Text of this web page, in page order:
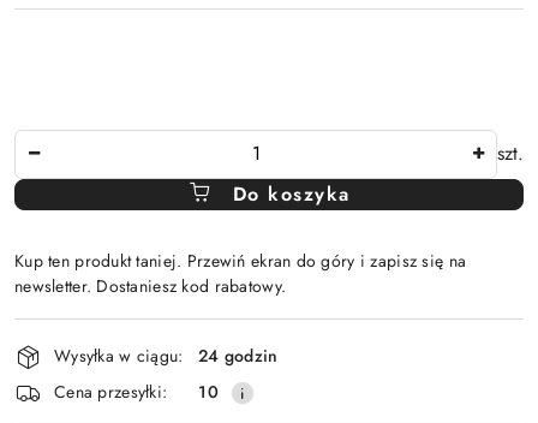
szt.
Do koszyka
Kup ten produkt taniej. Przewiń ekran do góry i zapisz się na
newsletter. Dostaniesz kod rabatowy.
Dostępność
i
dostawa
Wysyłka w ciągu:
24 godzin
Cena przesyłki:
10